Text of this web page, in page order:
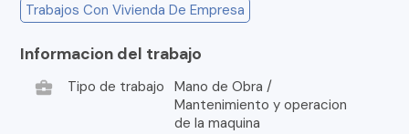
Trabajos Con Vivienda De Empresa
Informacion del trabajo
business_center
Tipo de trabajo Mano de Obra /
Mantenimiento y operacion
de la maquina